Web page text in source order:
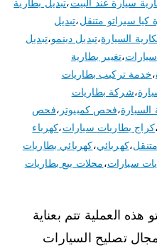
سيارة عند البيت،تبديل بطارية
كيا سيراتو متنقل،تبديل
السيارة،تبديل دينمو،تبديل
،تغيير بطارية
،خدمة تركيب بطاريات
،شركة بطاريات
،فحص كمبيوتر ،فحص
،كراج بطاريات سيارات،كهرباء
،كهربائي،كهربائي بطاريات
سيارات،محلات بيع بطاريات
هذه العملية تتم بعناية
تصليح السيارات